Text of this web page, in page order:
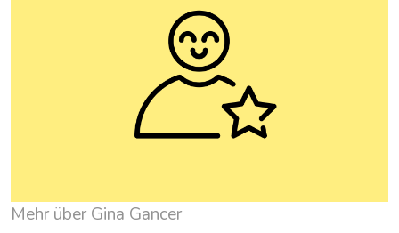
Mehr über Gina Gancer